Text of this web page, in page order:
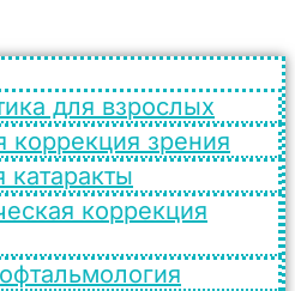
для взрослых
коррекция зрения
катаракты
коррекция